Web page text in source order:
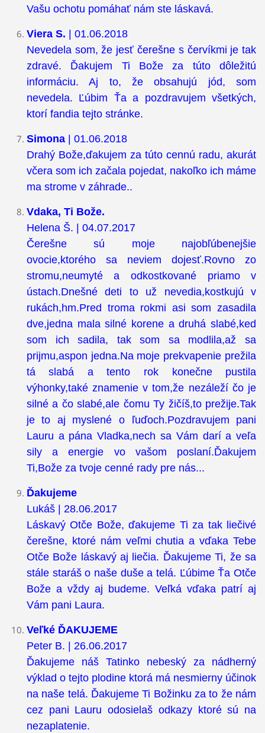
Vašu ochotu pomáhať nám ste láskavá.
Viera S.
| 01.06.2018
Nevedela som, že jesť čerešne s červíkmi je tak
zdravé. Ďakujem Ti Bože za túto dôležitú
informáciu. Aj to, že obsahujú jód, som
nevedela. Ľúbim Ťa a pozdravujem všetkých,
ktorí fandia tejto stránke.
Simona | 01.06.2018
Drahý Bože,ďakujem za túto cennú radu, akurát
včera som ich začala pojedat, nakoľko ich máme
ma strome v záhrade..
Vdaka, Ti Bože.
Helena Š. | 04.07.2017
Čerešne sú moje najobľúbenejšie
ovocie,ktorého sa neviem dojesť.Rovno zo
stromu,neumyté a odkostkované priamo v
ústach.Dnešné deti to už nevedia,kostkujú v
rukách,hm.Pred troma rokmi asi som zasadila
dve,jedna mala silné korene a druhá slabé,ked
som ich sadila, tak som sa modlila,až sa
prijmu,aspon jedna.Na moje prekvapenie prežila
tá slabá a tento rok konečne pustila
výhonky,také znamenie v tom,že nezáleží čo je
silné a čo slabé,ale čomu Ty žičíš,to prežije.Tak
je to aj myslené o ľuďoch.Pozdravujem pani
Lauru a pána Vladka,nech sa Vám darí a veľa
sily a energie vo vašom poslaní.Ďakujem
Ti,Bože za tvoje cenné rady pre nás...
Ďakujeme
Lukáš | 28.06.2017
Láskavý Otče Bože, ďakujeme Ti za tak liečivé
čerešne, ktoré nám veľmi chutia a vďaka Tebe
Otče Bože láskavý aj liečia. Ďakujeme Ti, že sa
stále staráš o naše duše a telá. Ľúbime Ťa Otče
Bože a vždy aj budeme. Veľká vďaka patrí aj
Vám pani Laura.
Veľké ĎAKUJEME
Peter B. | 26.06.2017
Ďakujeme náš Tatinko nebeský za nádherný
výklad o tejto plodine ktorá má nesmierny účinok
na naše telá. Ďakujeme Ti Božinku za to že nám
cez pani Lauru odosielaš odkazy ktoré sú na
nezaplatenie.